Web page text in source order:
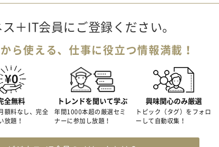
＋IT会員にご登録ください。
ら使える、仕事に役立つ情報満載！
全無料
額料なし、完全
放題！
トレンドを聞いて学ぶ
年間1000本超の厳選セミ
ナーに参加し放題！
興味関心のみ厳選
トピック（タグ）をフォロ
ーして自動収集！